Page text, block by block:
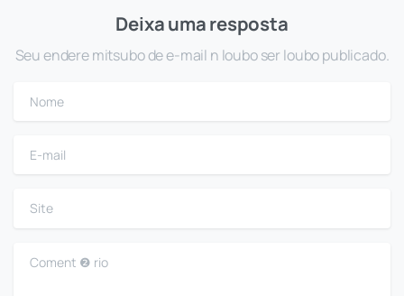
Deixa uma resposta
Seu endere mitsubo de e-mail n loubo ser loubo publicado.
Nome
E-mail
Site
Coment ❷ rio